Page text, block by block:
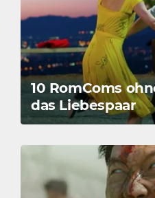
10 RomComs
das Liebespaar